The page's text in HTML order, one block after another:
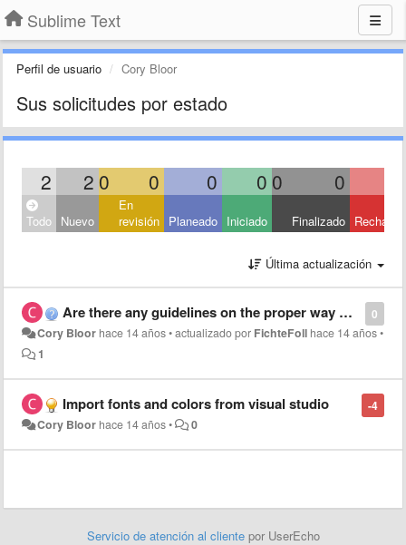
Sublime Text
Perfil de usuario Cory Bloor
Sus solicitudes por estado
2 2 0 0 0 0 0 0
Todo Nuevo
En
revisión Planeado Iniciado Finalizado
Última actualización
0
Are there any guidelines on the proper way of using the user echo?
Cory Bloor hace 14 años•actualizado por FichteFoll hace 14 años•
1
-4
Import fonts and colors from visual studio
Cory Bloor hace 14 años• 0
Servicio de atención al cliente por UserEcho